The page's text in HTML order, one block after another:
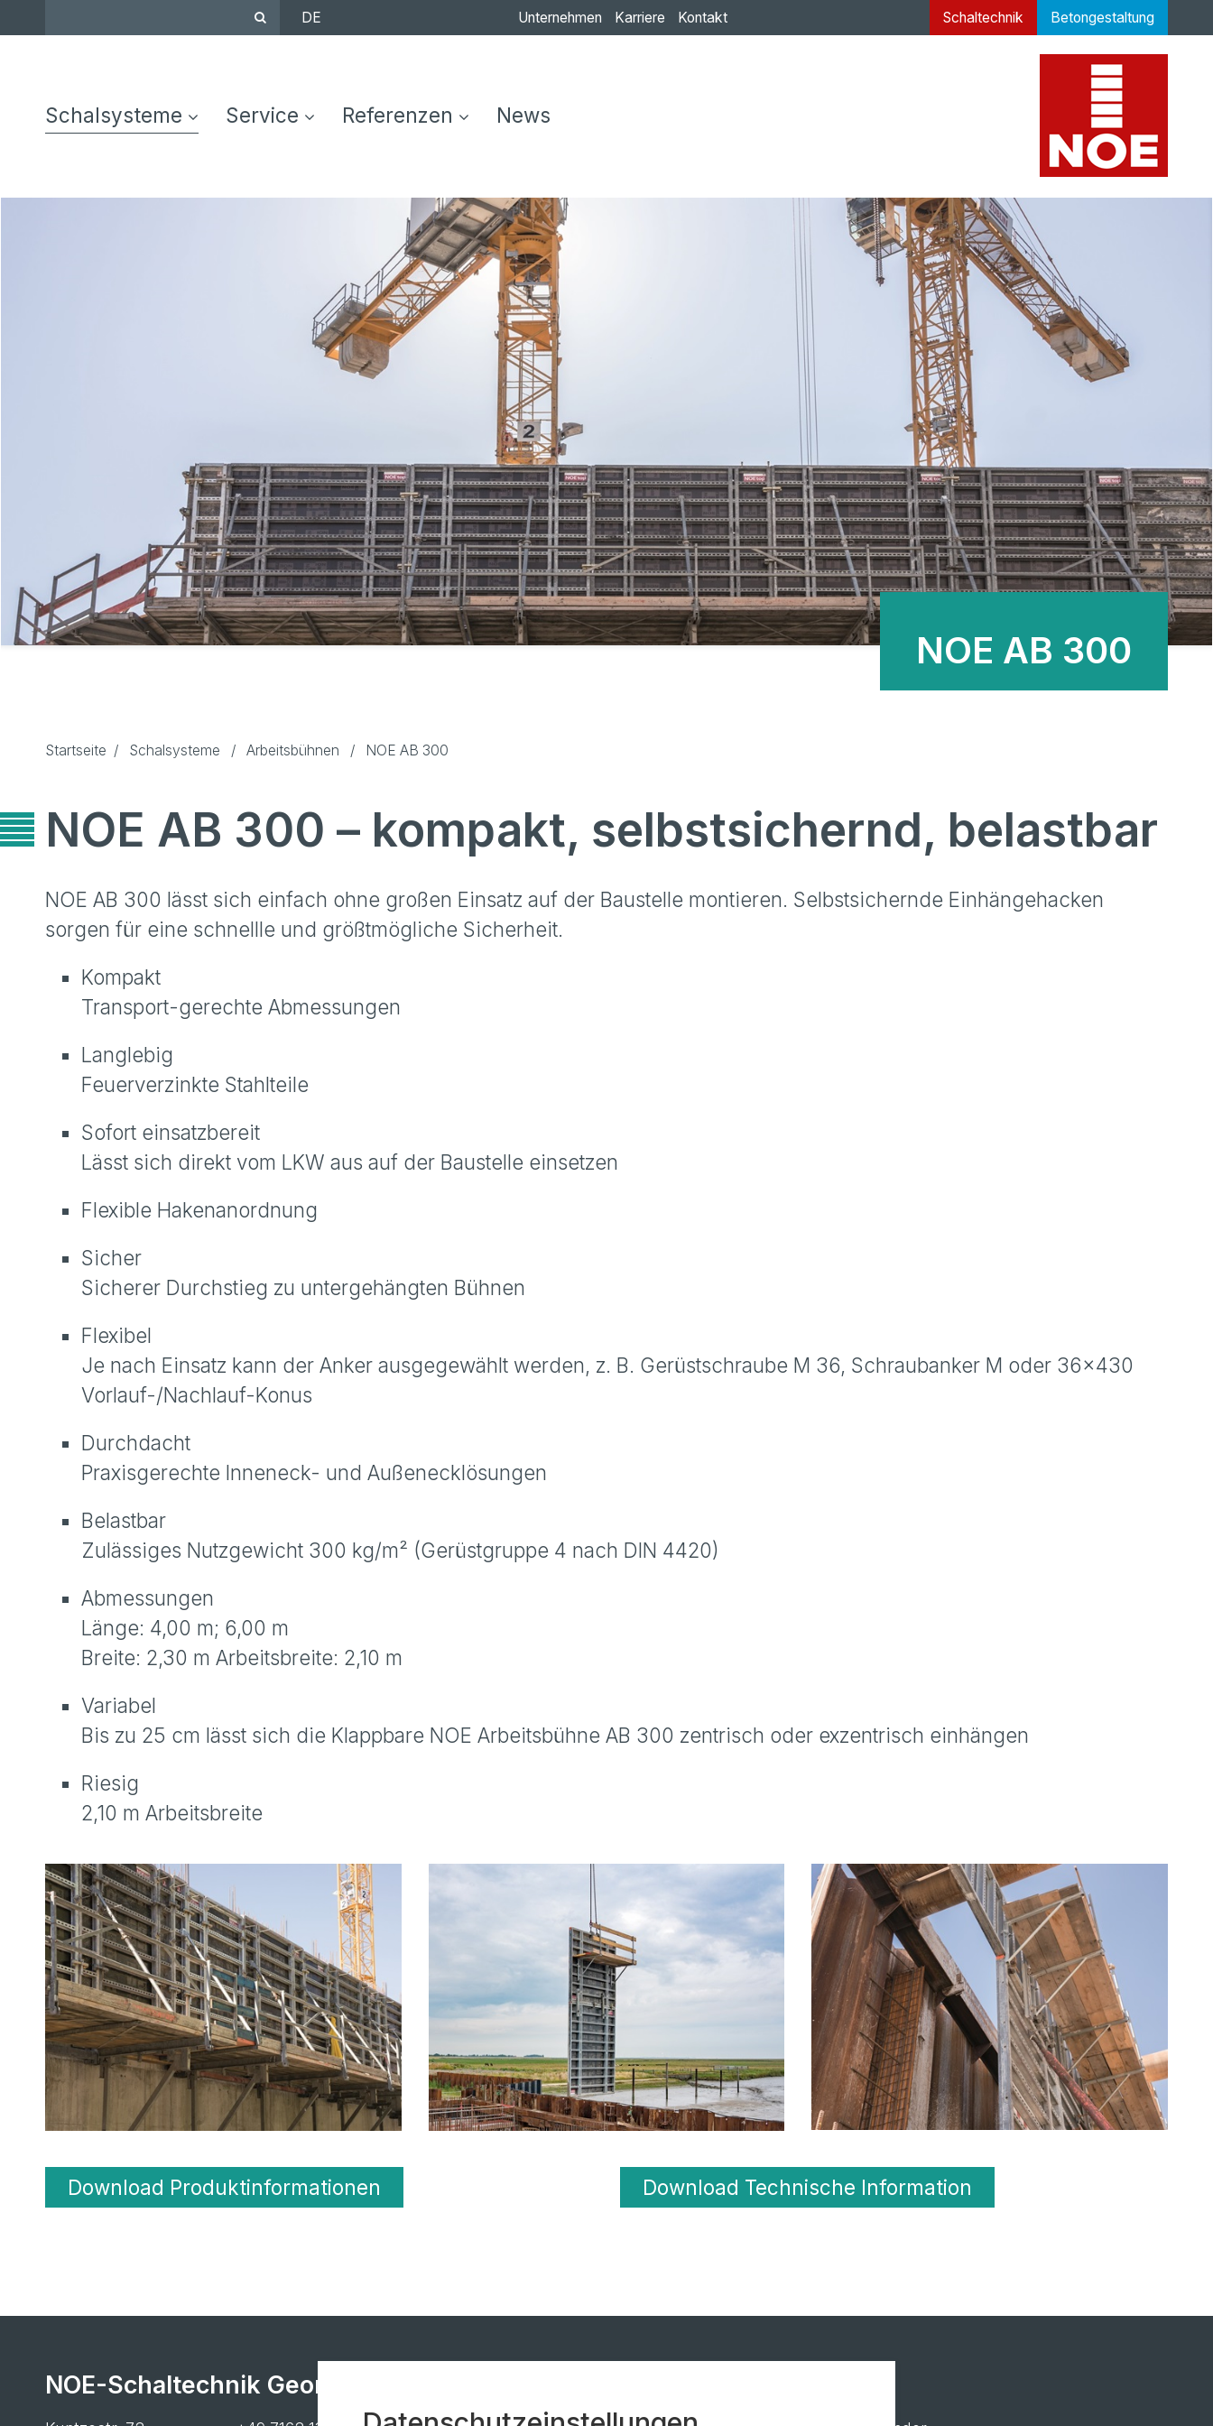
DE Unternehmen Karriere Kontakt Schaltechnik Betongestaltung
Schalsysteme Service Referenzen News
NOE AB 300
Startseite / Schalsysteme / Arbeitsbühnen / NOE AB 300
NOE AB 300 – kompakt, selbstsichernd, belastbar
NOE AB 300 lässt sich einfach ohne großen Einsatz auf der Baustelle montieren. Selbstsichernde Einhängehacken
sorgen für eine schnellle und größtmögliche Sicherheit.
Kompakt
Transport-gerechte Abmessungen
Langlebig
Feuerverzinkte Stahlteile
Sofort einsatzbereit
Lässt sich direkt vom LKW aus auf der Baustelle einsetzen
Flexible Hakenanordnung
Sicher
Sicherer Durchstieg zu untergehängten Bühnen
Flexibel
Je nach Einsatz kann der Anker ausgegewählt werden, z. B. Gerüstschraube M 36, Schraubanker M oder 36x430
Vorlauf-/Nachlauf-Konus
Durchdacht
Praxisgerechte Inneneck- und Außenecklösungen
Belastbar
Zulässiges Nutzgewicht 300 kg/m² (Gerüstgruppe 4 nach DIN 4420)
Abmessungen
Länge: 4,00 m; 6,00 m
Breite: 2,30 m Arbeitsbreite: 2,10 m
Variabel
Bis zu 25 cm lässt sich die Klappbare NOE Arbeitsbühne AB 300 zentrisch oder exzentrisch einhängen
Riesig
2,10 m Arbeitsbreite
Download Produktinformationen Download Technische Information
NOE-Schaltechnik Georg Meyer-Keller GmbH + Co. KG